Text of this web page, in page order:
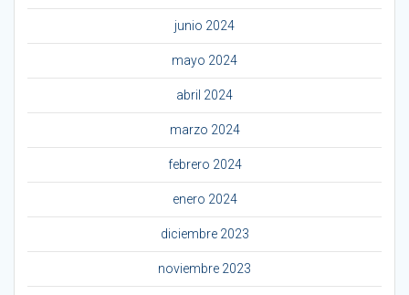
junio 2024
mayo 2024
abril 2024
marzo 2024
febrero 2024
enero 2024
diciembre 2023
noviembre 2023